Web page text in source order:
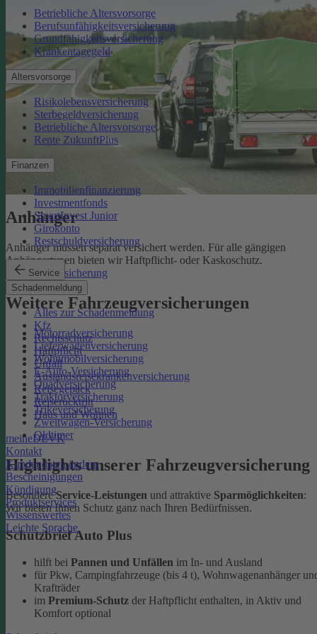
Betriebliche Altersvorsorge
Berufsunfähigkeitsversicherung
Grundfähigkeitsversicherung
Krankentagegeld
Altersvorsorge
Risikolebensversicherung
Sterbegeldversicherung
Betriebliche Altersvorsorge
Rente ZukunftPlus
Finanzen
Immobilienfinanzierung
Investmentfonds
SmartInvest Junior
Girokonto
Restschuldversicherung
Service
Schadenmeldung
Alles zur Schadenmeldung
Kfz
Rechtsschutz
Haftpflicht
Unfall
Auslandsreisekrankenversicherung
Reisegepäck
Reiserücktritt
Haus und Wohnen
meineDEVK
Kontakt
Kundendaten ändern
Bescheinigungen
Kündigung
Produktservices
Wissenswertes
Leichte Sprache
Anhänger
Anhänger müssen separat versichert werden. Für alle gängigen
Anhängertypen bieten wir Haftpflicht- oder Kaskoschutz.
Anhängerversicherung
Weitere Fahrzeugversicherungen
Motorradversicherung
Lieferwagenversicherung
Wohnmobilversicherung
E-Auto-Versicherung
Quadversicherung
Traktorversicherung
Trikeversicherung
Zweitwagen-Versicherung
Oldtimer
Highlights unserer Fahrzeugversicherung
BesondereService-Leistungen und attraktive Sparmöglichkeiten:
Wir bieten Ihnen Schutz ganz nach Ihren Bedürfnissen.
Schutzbrief Auto Plus
hilft bei Pannen und Unfällen im In- und Ausland
für Pkw, Campingfahrzeuge (bis 4 t), Wohnwagenanhänger
Krafträder
im Premium-Schutz der Haftpflicht enthalten, in Aktiv und
Komfort optional